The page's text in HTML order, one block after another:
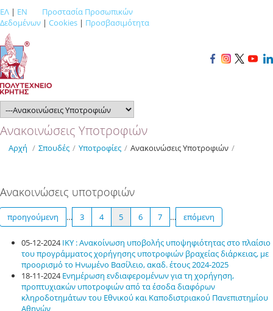
ΕΛ | EN
Προστασία Προσωπικών
Δεδομένων | Cookies | Προσβασιμότητα
Ανακοινώσεις Υποτροφιών
Αρχή / Σπουδές / Υποτροφίες / Ανακοινώσεις Υποτροφιών /
Ανακοινώσεις υποτροφιών
προηγούμενη … 3 4 5 6 7 … επόμενη
05-12-2024ΙΚΥ : Ανακοίνωση υποβολής υποψηφιότητας στο πλαίσιο
του προγράμματος χορήγησης υποτροφιών βραχείας διάρκειας, με
προορισμό το Ηνωμένο Βασίλειο, ακαδ. έτους 2024-2025
18-11-2024Ενημέρωση ενδιαφερομένων για τη χορήγηση,
προπτυχιακών υποτροφιών από τα έσοδα διαφόρων
κληροδοτημάτων του Εθνικού και Καποδιστριακού Πανεπιστημίου
Αθηνών